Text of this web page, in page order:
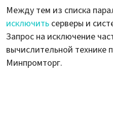
Между тем из списка
исключить серверы и
Запрос на исключение
вычислительной технике
Минпромторг.